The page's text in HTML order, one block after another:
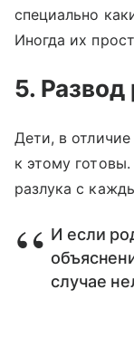
специально
Иногда их
5. Развод
Дети, в
к этому
разлука с
И если
случае